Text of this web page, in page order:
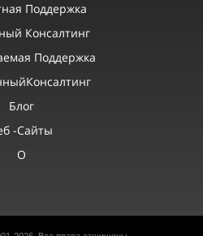
Поддержка
Консалтинг
Поддержка
Блог
-сайты
О